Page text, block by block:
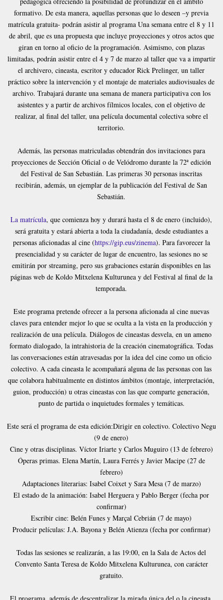
formativo. De esta manera, aquellas personas que lo deseen –y previa
matrícula gratuita- podrán asistir al programa Una semana entre el 8 y 11
de abril, que es una propuesta que incluye proyecciones y otros actos que
giran en torno al oficio de la programación. Asimismo, con plazas
limitadas, podrán asistir entre el 4 y 7 de marzo al taller que va a impartir
el archivero, cineasta, escritor y educador Rick Prelinger, un taller
práctico sobre la intervención y el montaje de materiales audiovisuales de
archivo. Trabajará durante una semana de manera participativa con los
asistentes y a partir de archivos fílmicos locales, con el objetivo de
realizar, al final del taller, una película documental colectiva sobre el
territorio.
Además, las personas matriculadas obtendrán dos invitaciones para
proyecciones de Sección Oficial o de Velódromo durante la 72ª edición
del Festival de San Sebastián. Las primeras 30 personas inscritas
recibirán, además, un ejemplar de la publicación del Festival de San
Sebastián.
La matrícula, que comienza hoy y durará hasta el 8 de enero (incluido),
será gratuita y estará abierta a toda la ciudadanía, desde estudiantes a
personas aficionadas al cine (https://gip.eus/zinema). Para favorecer la
presencialidad y su carácter de lugar de encuentro, las sesiones no se
emitirán por streaming, pero sus grabaciones estarán disponibles en las
páginas web de Koldo Mitxelena Kulturunea y del Festival al final de la
temporada.
Este programa pretende ofrecer a la persona aficionada al cine nuevas
claves para entender mejor lo que se oculta a la vista en la producción y
realización de una película. Diálogos de cineastas desvela, en un ameno
formato dialogado, la intrahistoria de la creación cinematográfica. Todas
las conversaciones están atravesadas por la idea del cine como un oficio
colectivo. A cada cineasta le acompañará alguna de las personas con las
que colabora habitualmente en distintos ámbitos (montaje, interpretación,
guion, producción) u otras cineastas con las que comparte generación,
punto de partida o inquietudes formales y temáticas.
Este será el programa de esta edición:Dirigir en colectivo. Colectivo Negu
(9 de enero)
Cine y otras disciplinas. Víctor Iriarte y Carlos Muguiro (13 de febrero)
Óperas primas. Elena Martín, Laura Ferrés y Javier Macipe (27 de
febrero)
Adaptaciones literarias: Isabel Coixet y Sara Mesa (7 de marzo)
El estado de la animación: Isabel Herguera y Pablo Berger (fecha por
confirmar)
Escribir cine: Belén Funes y Marçal Cebrián (7 de mayo)
Producir películas: J.A. Bayona y Belén Atienza (fecha por confirmar)
Todas las sesiones se realizarán, a las 19:00, en la Sala de Actos del
Convento Santa Teresa de Koldo Mitxelena Kulturunea, con carácter
gratuito.